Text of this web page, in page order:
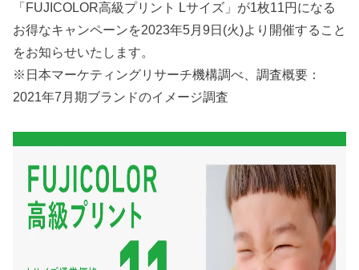
「FUJICOLOR高級プリント Lサイズ」が1枚11円になる
お得なキャンペーンを2023年5月9日(火)より開催すること
をお知らせいたします。
※日本マーケティングリサーチ機構調べ、調査概要：
2021年7月期ブランドのイメージ調査